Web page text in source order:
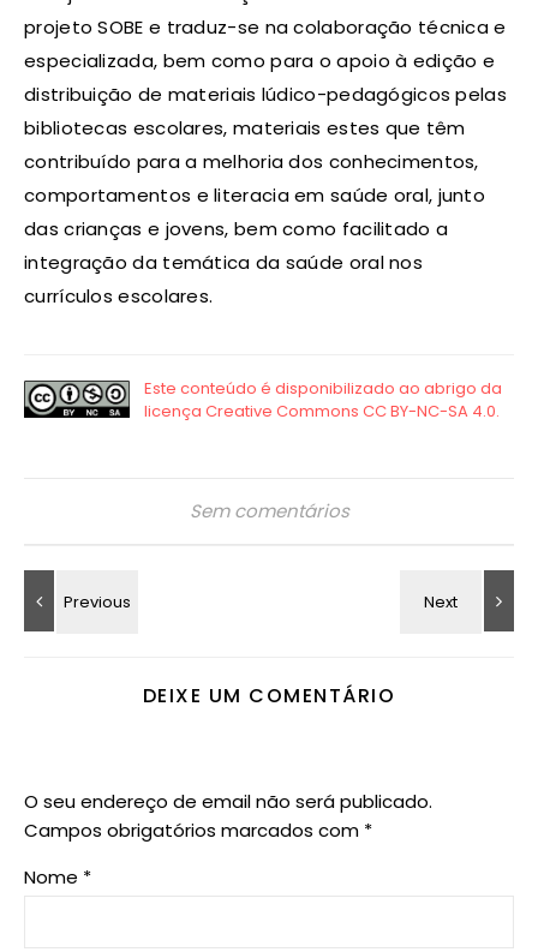
projeto SOBE e traduz-se na colaboração técnica e
especializada, bem como para o apoio à edição e
distribuição de materiais lúdico-pedagógicos pelas
bibliotecas escolares, materiais estes que têm
contribuído para a melhoria dos conhecimentos,
comportamentos e literacia em saúde oral, junto
das crianças e jovens, bem como facilitado a
integração da temática da saúde oral nos
currículos escolares.
Sem comentários
DEIXE UM COMENTÁRIO
O seu endereço de email não será publicado.
Campos obrigatórios marcados com *
Nome *